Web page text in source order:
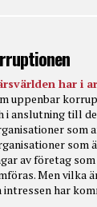
har i
uppenbar
i anslutning till
som
som
av företag
Men vilka
intressen har